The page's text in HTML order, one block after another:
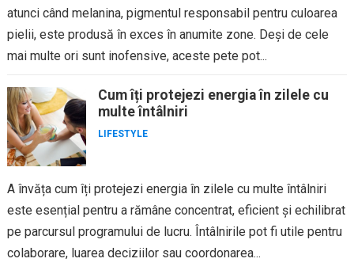
atunci când melanina, pigmentul responsabil pentru culoarea
pielii, este produsă în exces în anumite zone. Deși de cele
mai multe ori sunt inofensive, aceste pete pot...
Cum îți protejezi energia în zilele cu
multe întâlniri
LIFESTYLE
A învăța cum îți protejezi energia în zilele cu multe întâlniri
este esențial pentru a rămâne concentrat, eficient și echilibrat
pe parcursul programului de lucru. Întâlnirile pot fi utile pentru
colaborare, luarea deciziilor sau coordonarea...